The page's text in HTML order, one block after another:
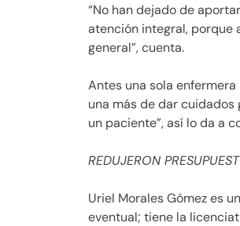
“No han dejado de
atención integral, porque
general”, cuenta.
Antes una sola
una más de dar cuidados
un paciente”, así lo da a
REDUJERON
Uriel Morales Gómez es
eventual; tiene la